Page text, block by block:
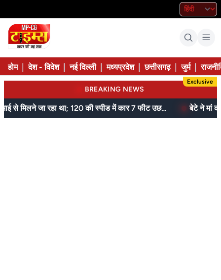
होम देश - विदेश नई दिल्ली मध्यप्रदेश छत्तीसगढ़ जुर्म
BREAKING NEWS
Exclusive
जेल में बंद भाई से मिलने जा रहा था; 120 की स्पीड में कार 7 फीट उछली, दम तोड़ने से पहले बोला- मुझे बचा लो...